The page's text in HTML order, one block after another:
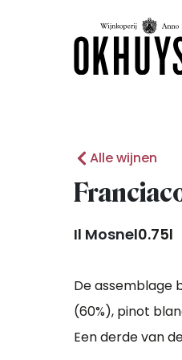
Alle wijnen
Il Mosnel0.75l
De assemblage
(60%), pinot
Een derde van